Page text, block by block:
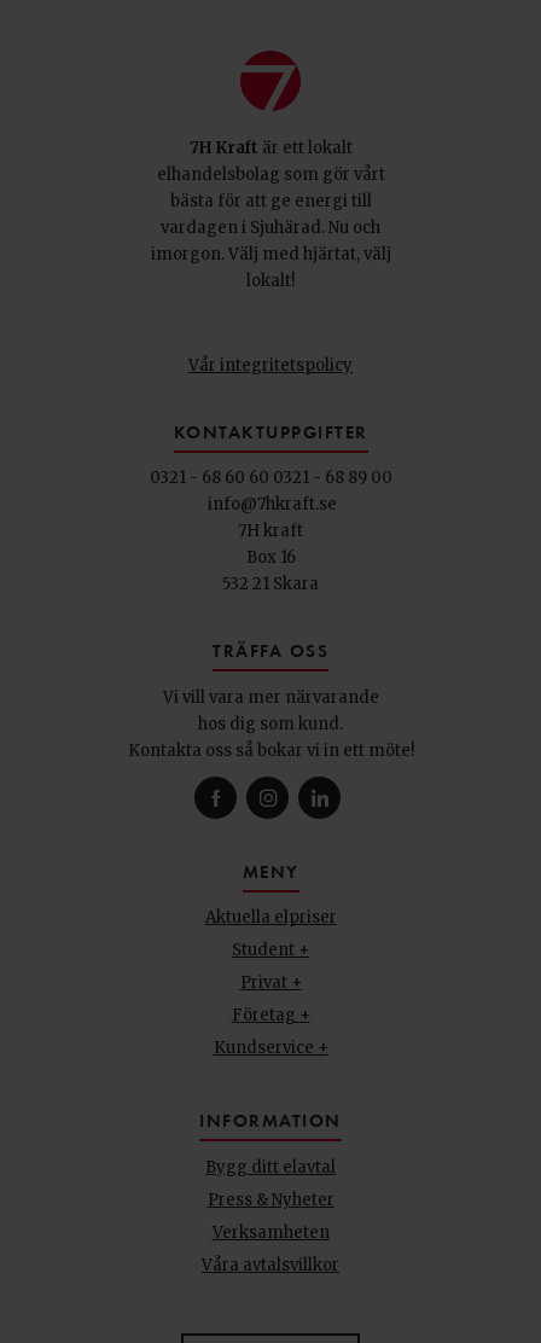
7H Kraft är ett lokalt
elhandelsbolag som gör vårt
bästa för att ge energi till
vardagen i Sjuhärad. Nu och
imorgon. Välj med hjärtat, välj
lokalt!
Vår integritetspolicy
KONTAKTUPPGIFTER
0321 - 68 60 60 0321 - 68 89 00
info@7hkraft.se
7H kraft
Box 16
532 21 Skara
TRÄFFA OSS
Vi vill vara mer närvarande
hos dig som kund.
Kontakta oss så bokar vi in ett möte!
MENY
Aktuella elpriser
Student +
Privat +
Företag +
Kundservice +
INFORMATION
Bygg ditt elavtal
Press & Nyheter
Verksamheten
Våra avtalsvillkor